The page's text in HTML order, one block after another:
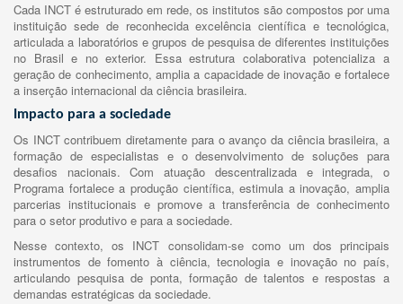
Cada INCT é estruturado em rede, os institutos são compostos por uma
instituição sede de reconhecida excelência científica e tecnológica,
articulada a laboratórios e grupos de pesquisa de diferentes instituições
no Brasil e no exterior. Essa estrutura colaborativa potencializa a
geração de conhecimento, amplia a capacidade de inovação e fortalece
a inserção internacional da ciência brasileira.
Impacto para a sociedade
Os INCT contribuem diretamente para o avanço da ciência brasileira, a
formação de especialistas e o desenvolvimento de soluções para
desafios nacionais. Com atuação descentralizada e integrada, o
Programa fortalece a produção científica, estimula a inovação, amplia
parcerias institucionais e promove a transferência de conhecimento
para o setor produtivo e para a sociedade.
Nesse contexto, os INCT consolidam-se como um dos principais
instrumentos de fomento à ciência, tecnologia e inovação no país,
articulando pesquisa de ponta, formação de talentos e respostas a
demandas estratégicas da sociedade.